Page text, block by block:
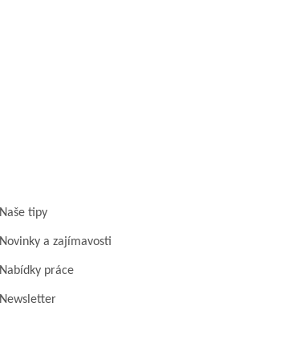
Naše tipy
Novinky a zajímavosti
Nabídky práce
Newsletter